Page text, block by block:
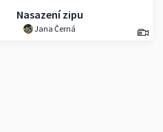
Nasazení zipu
Jana Černá